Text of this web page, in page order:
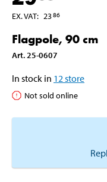
EX. VAT: 2386
Flagpole, 90 cm
Art. 25-0607
In stock in 12 store
Not sold online